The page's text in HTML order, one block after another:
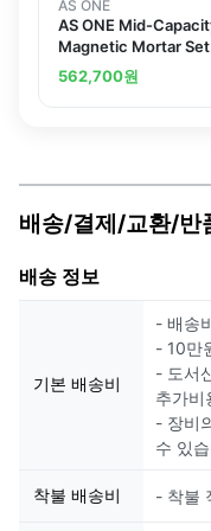
AS ONE
AS ONE Mid-
Magnetic Mortar Set
Porcelainand others
562,700원
배송/결제/교환/반
배송 정보
기본 배송비
- 배송
- 10만
- 도서
추가비
- 장비
수 있
착불 배송비 - 착불